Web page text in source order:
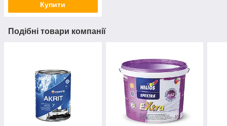
Купити
Подібні товари компанії